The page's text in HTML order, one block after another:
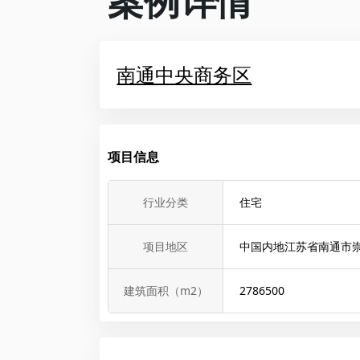
南通中央商务区
项目信息
行业分类 住宅
项目地区 中国内地江苏省南通市
建筑面积（m2） 2786500